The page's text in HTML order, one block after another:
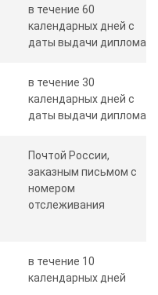
в течение 60
календарных дней с
даты выдачи диплома
в течение 30
календарных дней с
даты выдачи диплома
Почтой России,
заказным письмом с
номером
отслеживания
в течение 10
календарных дней